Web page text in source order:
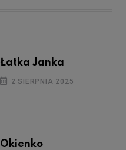
Łatka Janka
2 SIERPNIA 2025
Okienko